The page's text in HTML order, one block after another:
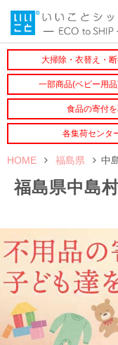
大掃除・衣替え・
一部商品(ベビー用
食品の寄付
各集荷センタ
HOME 福島県 中
福島県中島